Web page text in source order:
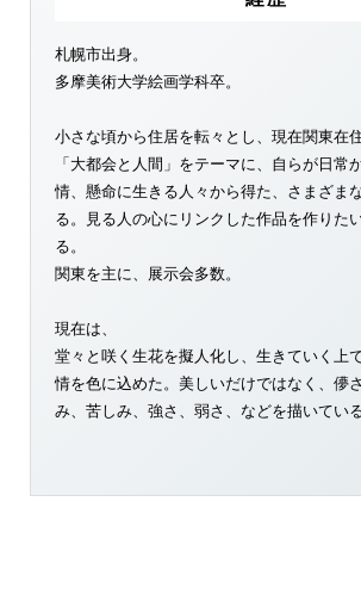
札幌市出身。
多摩美術大学絵画学科卒。
小さな頃から住居を転々とし、現在関東在住
「大都会と人間」をテーマに、自らが日常
情、懸命に生きる人々から得た、さまざま
る。見る人の心にリンクした作品を作りた
る。
関東を主に、展示会多数。
現在は、
堂々と咲く生花を擬人化し、生きていく上
情を色に込めた。美しいだけではなく、儚
み、苦しみ、強さ、弱さ、などを描いている